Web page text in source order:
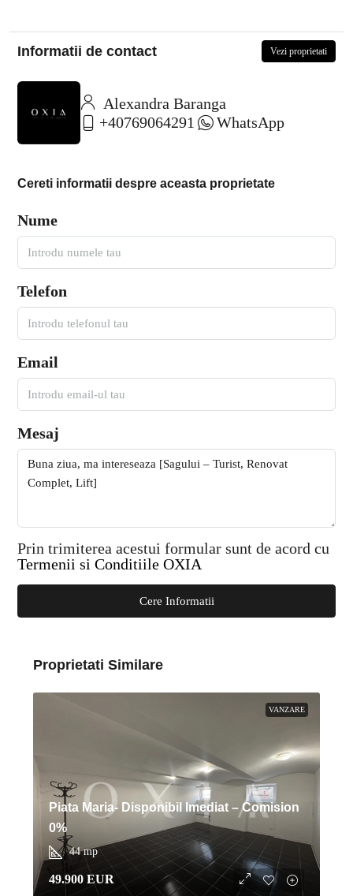
Informatii de contact Vezi proprietati
Alexandra Baranga
+40769064291
WhatsApp
Cereti informatii despre aceasta proprietate
Nume
Telefon
Email
Mesaj
Prin trimiterea acestui formular sunt de acord cu
Termenii si Conditiile OXIA
Cere Informatii
Proprietati Similare
VANZARE
Piata Maria- Disponibil Imediat – Comision
0%
44 mp
49.900 EUR